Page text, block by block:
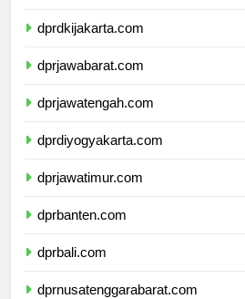
dprdkijakarta.com
dprjawabarat.com
dprjawatengah.com
dprdiyogyakarta.com
dprjawatimur.com
dprbanten.com
dprbali.com
dprnusatenggarabarat.com